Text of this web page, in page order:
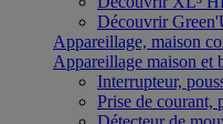
Découvrir
Appareillage, maison
Appareillage maison et
Interrupteur,
Prise de courant,